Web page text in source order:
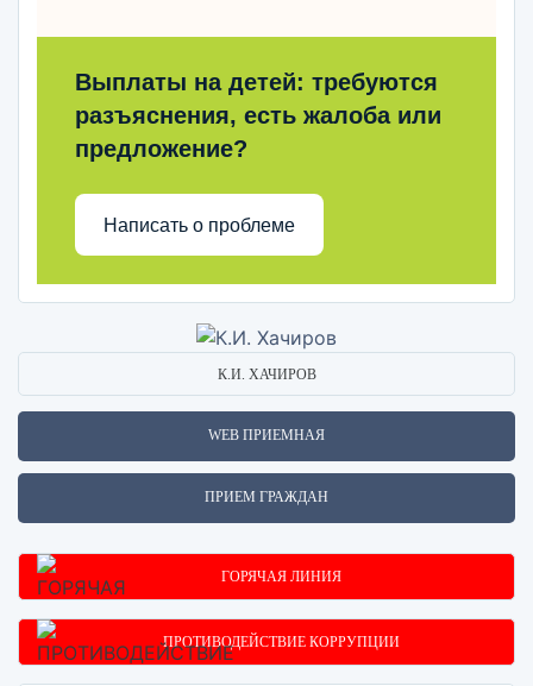
Выплаты на детей: требуются
разъяснения, есть жалоба или
предложение?
Написать о проблеме
К.И. ХАЧИРОВ
WEB ПРИЕМНАЯ
ПРИЕМ ГРАЖДАН
ГОРЯЧАЯ ЛИНИЯ
ПРОТИВОДЕЙСТВИЕ КОРРУПЦИИ